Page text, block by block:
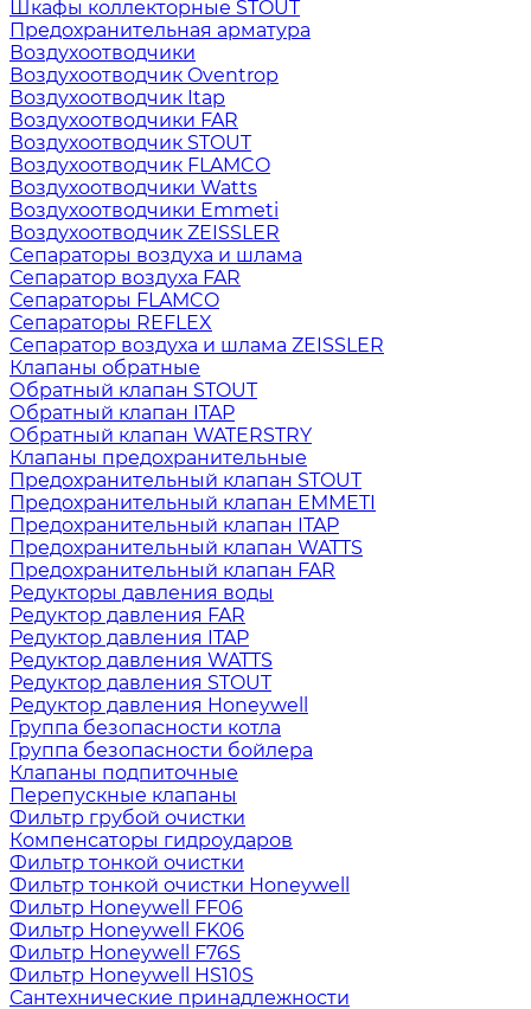
Шкафы коллекторные STOUT
Предохранительная арматура
Воздухоотводчики
Воздухоотводчик Oventrop
Воздухоотводчик Itap
Воздухоотводчики FAR
Воздухоотводчик STOUT
Воздухоотводчик FLAMCO
Воздухоотводчики Watts
Воздухоотводчики Emmeti
Воздухоотводчик ZEISSLER
Сепараторы воздуха и шлама
Сепаратор воздуха FAR
Сепараторы FLAMCO
Сепараторы REFLEX
Сепаратор воздуха и шлама ZEISSLER
Клапаны обратные
Обратный клапан STOUT
Обратный клапан ITAP
Обратный клапан WATERSTRY
Клапаны предохранительные
Предохранительный клапан STOUT
Предохранительный клапан EMMETI
Предохранительный клапан ITAP
Предохранительный клапан WATTS
Предохранительный клапан FAR
Редукторы давления воды
Редуктор давления FAR
Редуктор давления ITAP
Редуктор давления WATTS
Редуктор давления STOUT
Редуктор давления Honeywell
Группа безопасности котла
Группа безопасности бойлера
Клапаны подпиточные
Перепускные клапаны
Фильтр грубой очистки
Компенсаторы гидроударов
Фильтр тонкой очистки
Фильтр тонкой очистки Honeywell
Фильтр Honeywell FF06
Фильтр Honeywell FK06
Фильтр Honeywell F76S
Фильтр Honeywell HS10S
Сантехнические принадлежности